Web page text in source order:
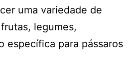
uma variedade de
legumes,
específica para pássaros